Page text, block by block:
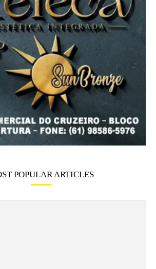
POPULAR ARTICLES